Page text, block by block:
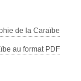
de la Caraïbe
au format PDF